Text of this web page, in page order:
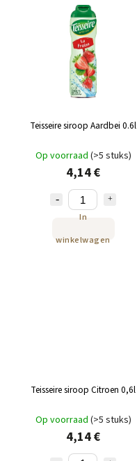
Teisseire siroop Aardbei 0.6l
Op voorraad (>5 stuks)
4,14 €
In
winkelwagen
Teisseire siroop Citroen 0,6l
Op voorraad (>5 stuks)
4,14 €